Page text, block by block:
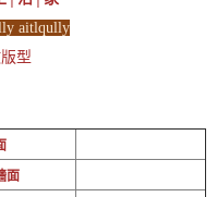
aitlqully
型
面